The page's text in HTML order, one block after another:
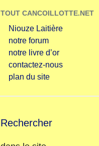
TOUT CANCOILLOTTE.NET
Niouze Laitière
notre forum
notre livre d’or
contactez-nous
plan du site
Rechercher